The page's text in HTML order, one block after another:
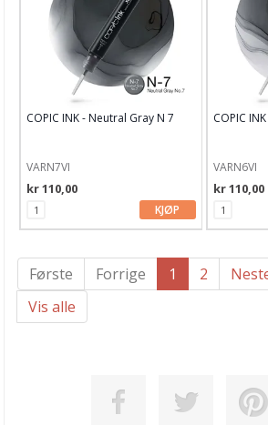
COPIC INK - Neutral Gray N 7
VARN7VI
kr 110,00
KJØP
COPIC
VARN6VI
kr 110,00
Første Forrige 1 2
Vis alle